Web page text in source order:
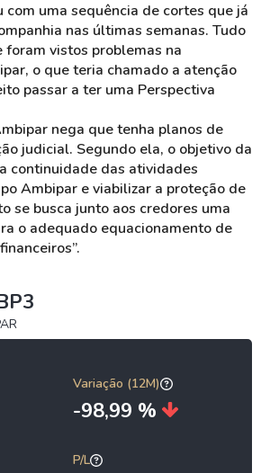
com uma sequência de cortes que já
nas últimas semanas. Tudo
foram vistos problemas na
o que teria chamado a atenção
passar a ter uma Perspectiva
nega que tenha planos de
judicial. Segundo ela, o objetivo da
continuidade das atividades
Ambipar e viabilizar a proteção de
se busca junto aos credores uma
o adequado equacionamento de
Variação (12M)
-98,99 %
P/L